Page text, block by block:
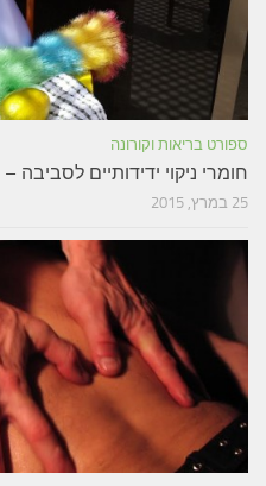
חומרי ניקוי ידידותיים לסביבה
25 במרץ, 2015